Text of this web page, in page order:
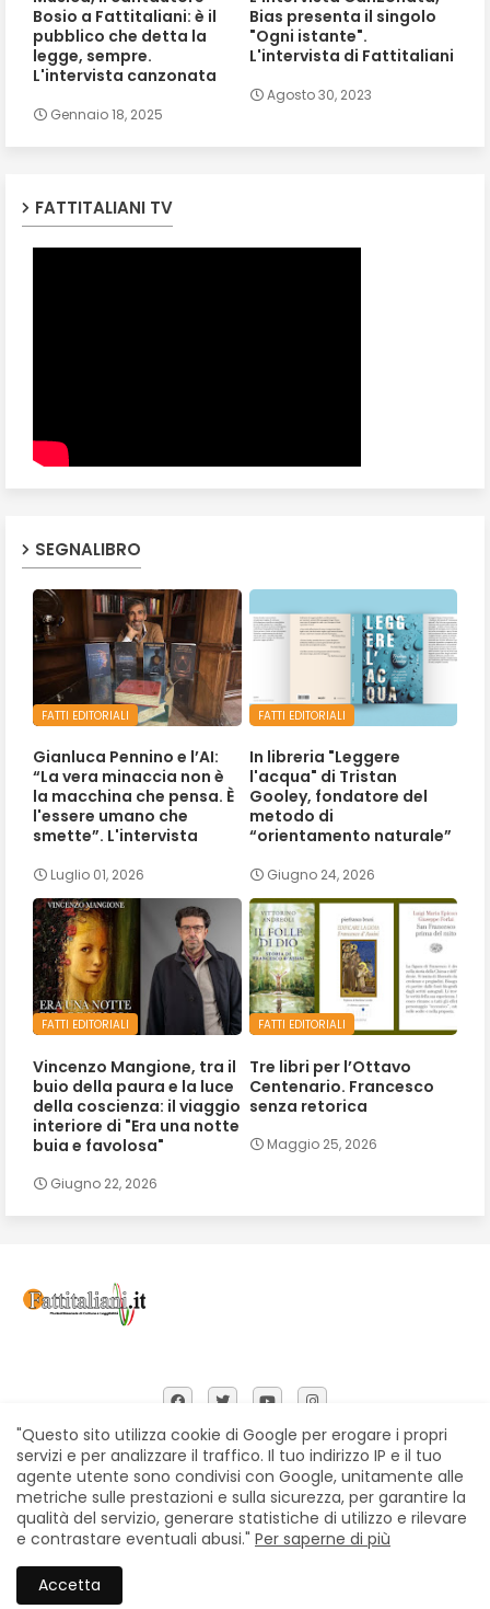
Bosio a Fattitaliani: è il
pubblico che detta la
legge, sempre.
L'intervista canzonata
Gennaio 18, 2025
Bias presenta il singolo
"Ogni istante".
L'intervista di Fattitaliani
Agosto 30, 2023
FATTITALIANI TV
SEGNALIBRO
FATTI EDITORIALI
Gianluca Pennino e l’AI:
“La vera minaccia non è
la macchina che pensa. È
l'essere umano che
smette”. L'intervista
Luglio 01, 2026
FATTI EDITORIALI
In libreria "Leggere
l'acqua" di Tristan
Gooley, fondatore del
metodo di
“orientamento naturale”
Giugno 24, 2026
FATTI EDITORIALI
Vincenzo Mangione, tra il
buio della paura e la luce
della coscienza: il viaggio
interiore di "Era una notte
buia e favolosa"
Giugno 22, 2026
FATTI EDITORIALI
Tre libri per l’Ottavo
Centenario. Francesco
senza retorica
Maggio 25, 2026
Home Chi siamo Contatti
Privacy Policy
Segnalazioni
All Right Reserved Copyright © Fattitaliani
"Questo sito utilizza cookie di Google per erogare i propri
servizi e per analizzare il traffico. Il tuo indirizzo IP e il tuo
agente utente sono condivisi con Google, unitamente alle
metriche sulle prestazioni e sulla sicurezza, per garantire la
qualità del servizio, generare statistiche di utilizzo e rilevare
e contrastare eventuali abusi." Per saperne di più
Accetta